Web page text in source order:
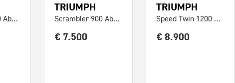
Scrambler 900 Abs E5
TRIUMPH
Scrambler 900 Abs E5
€ 7.500
TRIUMPH
Speed Twin 1200 Abs
€ 8.900